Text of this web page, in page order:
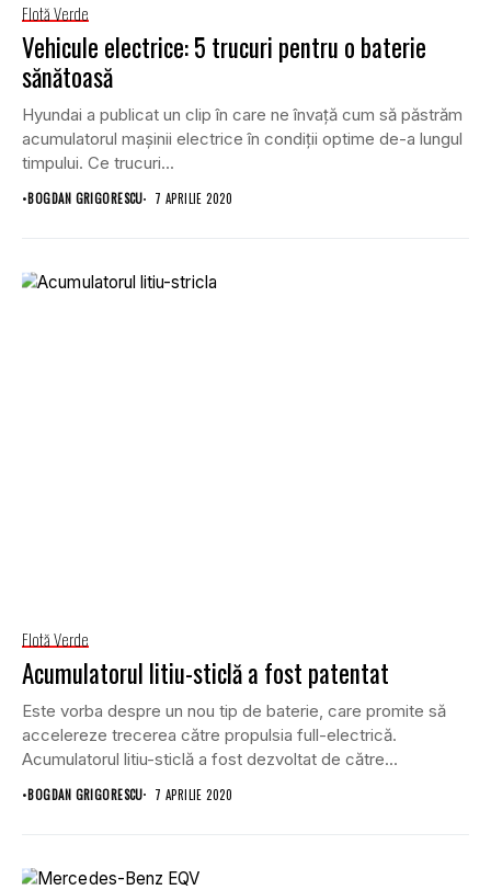
Flotă Verde
Vehicule electrice: 5 trucuri pentru o baterie
sănătoasă
Hyundai a publicat un clip în care ne învață cum să păstrăm
acumulatorul mașinii electrice în condiții optime de-a lungul
timpului. Ce trucuri...
•BOGDAN GRIGORESCU 7 APRILIE 2020
Flotă Verde
Acumulatorul litiu-sticlă a fost patentat
Este vorba despre un nou tip de baterie, care promite să
accelereze trecerea către propulsia full-electrică.
Acumulatorul litiu-sticlă a fost dezvoltat de către...
•BOGDAN GRIGORESCU 7 APRILIE 2020